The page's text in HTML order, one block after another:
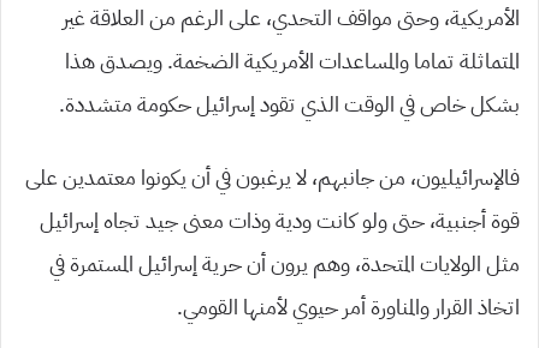
الأمريكية، وحتى مواقف التحدي، على الرغم من العلاقة غير
المتماثلة تماما والمساعدات الأمريكية الضخمة. ويصدق هذا
بشكل خاص في الوقت الذي تقود إسرائيل حكومة متشددة.
فالإسرائيليون، من جانبهم، لا يرغبون في أن يكونوا معتمدين على
قوة أجنبية، حتى ولو كانت ودية وذات معنى جيد تجاه إسرائيل
مثل الولايات المتحدة، وهم يرون أن حرية إسرائيل المستمرة في
اتخاذ القرار والمناورة أمر حيوي لأمنها القومي.